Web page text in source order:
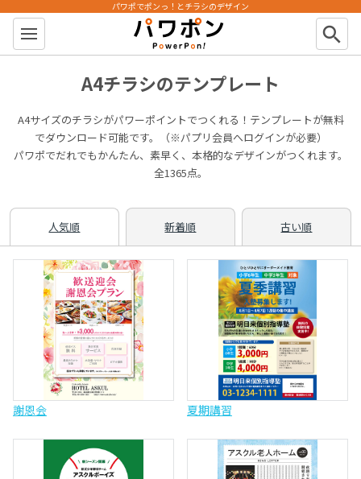
パワポン
パワポでポンっ！とチラシのデザイン
search
A4チラシのテンプレート
A4サイズのチラシがパワーポイントでつくれる！テンプレートが無料
でダウンロード可能です。（※パプリ会員へログインが必要）
パワポでだれでもかんたん、素早く、本格的なデザインがつくれます。
全1365点。
人気順 新着順 古い順
謝恩会 夏期講習